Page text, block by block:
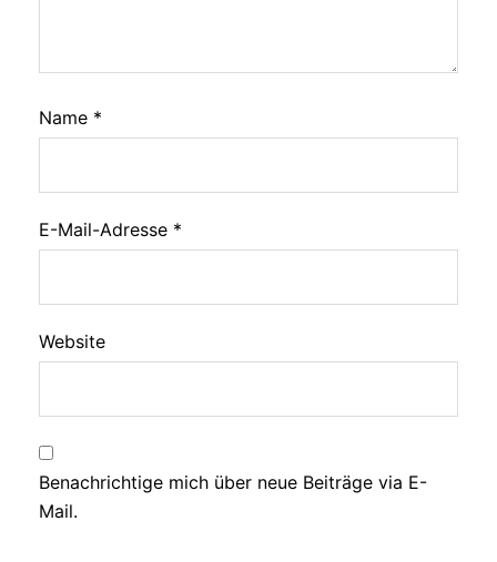
Name *
E-Mail-Adresse *
Website
Benachrichtige mich über neue Beiträge via E-
Mail.